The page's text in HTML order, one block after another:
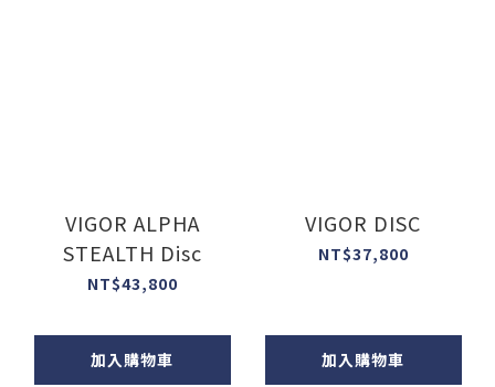
VIGOR ALPHA
STEALTH Disc
NT$43,800
加入購物車
VIGOR DISC
NT$37,800
加入購物車